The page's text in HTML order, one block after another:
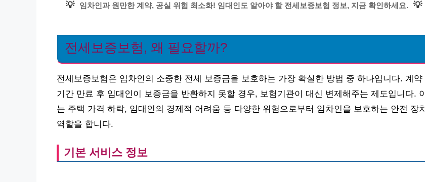
💡 임차인과 원만한 계약, 공실 위험 최소화! 임대인도 알아야 할 전세보증보험 정보, 지금 확인하세요. 💡
전세보증보험, 왜 필요할까?
전세보증보험은 임차인의 소중한 전세 보증금을 보호하는 가장 확실한 방법 중 하나입니다. 계약
기간 만료 후 임대인이 보증금을 반환하지 못할 경우, 보험기관이 대신 변제해주는 제도입니다. 이
는 주택 가격 하락, 임대인의 경제적 어려움 등 다양한 위험으로부터 임차인을 보호하는 안전 장치
역할을 합니다.
기본 서비스 정보